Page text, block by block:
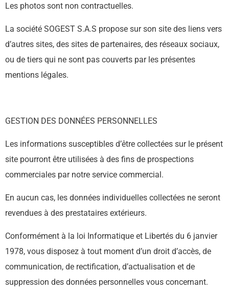
Les photos sont non contractuelles.
La société SOGEST S.A.S propose sur son site des liens vers
d’autres sites, des sites de partenaires, des réseaux sociaux,
ou de tiers qui ne sont pas couverts par les présentes
mentions légales.
GESTION DES DONNÉES PERSONNELLES
Les informations susceptibles d’être collectées sur le présent
site pourront être utilisées à des fins de prospections
commerciales par notre service commercial.
En aucun cas, les données individuelles collectées ne seront
revendues à des prestataires extérieurs.
Conformément à la loi Informatique et Libertés du 6 janvier
1978, vous disposez à tout moment d’un droit d’accès, de
communication, de rectification, d’actualisation et de
suppression des données personnelles vous concernant.